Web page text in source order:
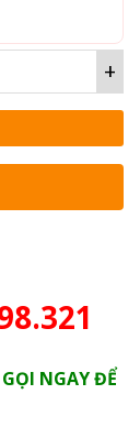
+
NGAY ĐỂ